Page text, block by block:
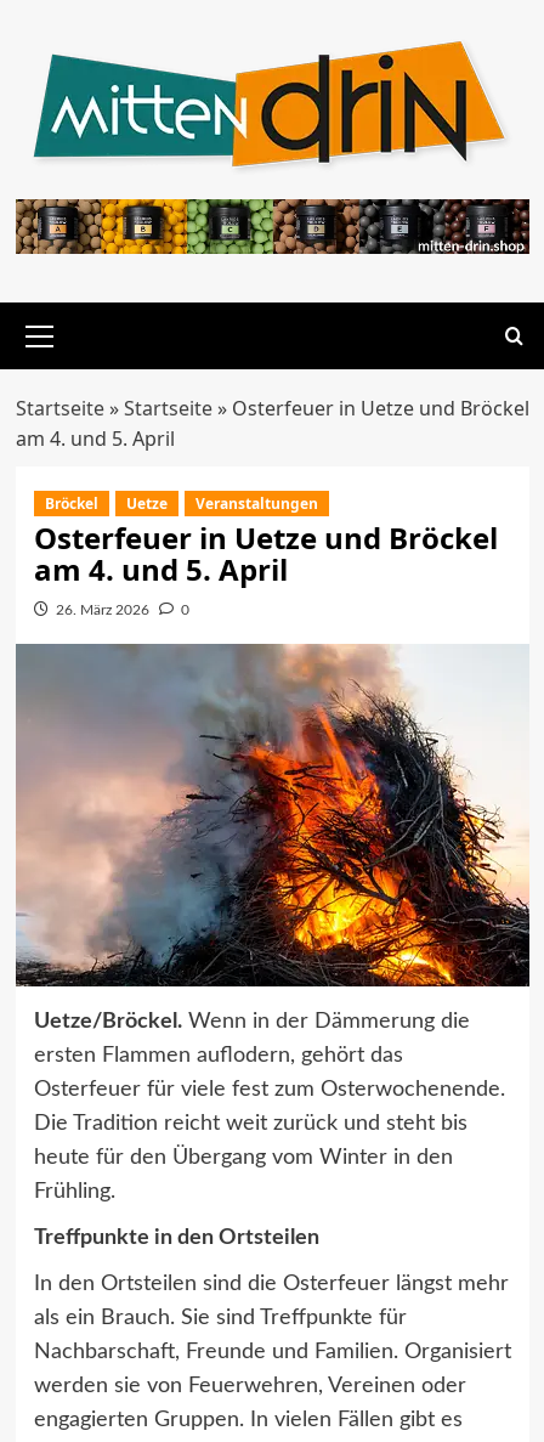
springen
Menü
Startseite»Startseite» Osterfeuer in Uetze und Bröckel
am 4. und 5. April
Bröckel Uetze Veranstaltungen
Osterfeuer in Uetze und Bröckel
am 4. und 5. April
26. März 2026 0
Uetze/Bröckel.Wenn in der Dämmerung die
ersten Flammen auflodern, gehört das
Osterfeuer für viele fest zum Osterwochenende.
Die Tradition reicht weit zurück und steht bis
heute für den Übergang vom Winter in den
Frühling.
Treffpunkte in den Ortsteilen
In den Ortsteilen sind die Osterfeuer längst mehr
als ein Brauch. Sie sind Treffpunkte für
Nachbarschaft, Freunde und Familien. Organisiert
werden sie von Feuerwehren, Vereinen oder
engagierten Gruppen. In vielen Fällen gibt es